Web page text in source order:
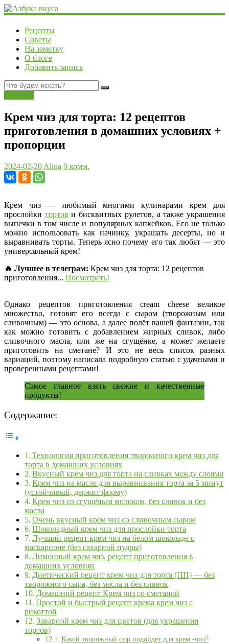
Рецепты
Советы
На заметку
О блоге
Добавить запись
Крем чиз для торта: 12 рецептов
приготовления в домашних условиях +
пропорции
2024-02-20 Alina 0 комм.
Крем чиз — любимый многими кулинарами крем для
прослойки тортов и бисквитных рулетов, а также украшения
выпечки в том числе и популярных капкейков. Его не только
можно использовать как начинку, украшать десерты, но и
выравнивать торты. Теперь ясно почему его так любят — это
универсальный крем!
🔥 Лучшее в телеграм: Крем чиз для торта: 12 рецептов
приготовления... Посмотреть!
Однако рецептов приготовления cream cheese великое
множество, готовят его всегда с сыром (творожным или
сливочным) — это основа, а далее полёт вашей фантазии, так
как можно готовить с добавлением жирных сливок, либо
сливочного масла, или же на сгущёнке, а может желаете
приготовить на сметане? И это не весь список разных
вариаций, поэтому написала подробную статью с удачными и
проверенными рецептами!
Самое главное взять свежие и качественные
продукты!
Содержание:
Технология приготовления творожного крем чиз для
торта в домашних условиях
Вкусный крем чиз для торта на сливках между слоями
Крем чиз на масле для выравнивания торта за 5 минут
(устойчивый, держит форму)
Крем чиз со сгущёным молоком, без сливок и без
масла
Очень вкусный крем чиз со сливочным сыром
Шоколадный крем чиз для прослойки торта
Лучший рецепт крем чиз на белом шоколаде с
маскарпоне (без сахарной пудры)
Лимонный крем чиз, рецепт приготовления в
домашних условиях
Диетический рецепт крем чиз для торта (ПП) — без
творожного сыра, без масла и без сливок
Домашний рецепт Крем чиз со сметаной
Простой и быстрый рецепт крема крем чиз с
рикоттой
Заварной крем чиз для цветов (для украшения
тортов)
Какой творожный сыр подойдёт для крем -чиз?